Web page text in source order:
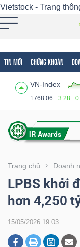
Vietstock - Trang
TIN MỚI CHỨNG KHOÁN
VN-Index
1768.06 3.28
Trang chủ Doanh
LPBS khởi
hơn 4,250
15/05/2026 19:03
Tất cả Tính
Tính
(-)
VIETSTOCK
CHỨNG